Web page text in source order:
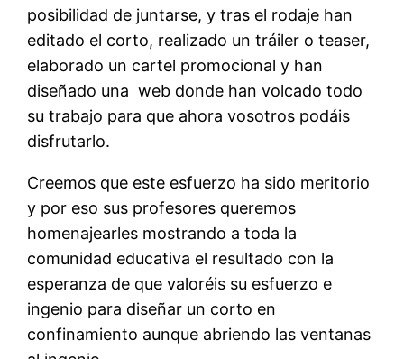
posibilidad de juntarse, y tras el rodaje han
editado el corto, realizado un tráiler o teaser,
elaborado un cartel promocional y han
diseñado una web donde han volcado todo
su trabajo para que ahora vosotros podáis
disfrutarlo.
Creemos que este esfuerzo ha sido meritorio
y por eso sus profesores queremos
homenajearles mostrando a toda la
comunidad educativa el resultado con la
esperanza de que valoréis su esfuerzo e
ingenio para diseñar un corto en
confinamiento aunque abriendo las ventanas